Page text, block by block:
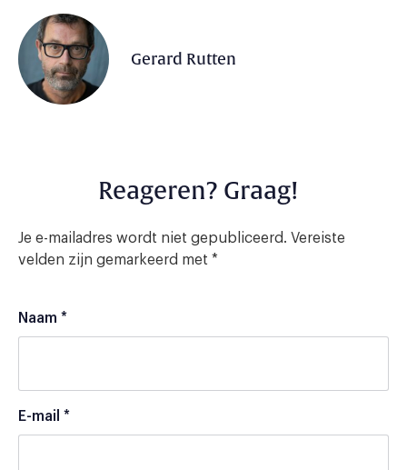
Gerard Rutten
Reageren? Graag!
Je e-mailadres wordt niet gepubliceerd. Vereiste
velden zijn gemarkeerd met *
Naam *
E-mail *